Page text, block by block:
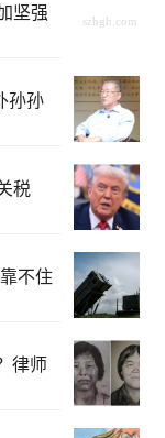
坚强
孙孙
税
不住
律师